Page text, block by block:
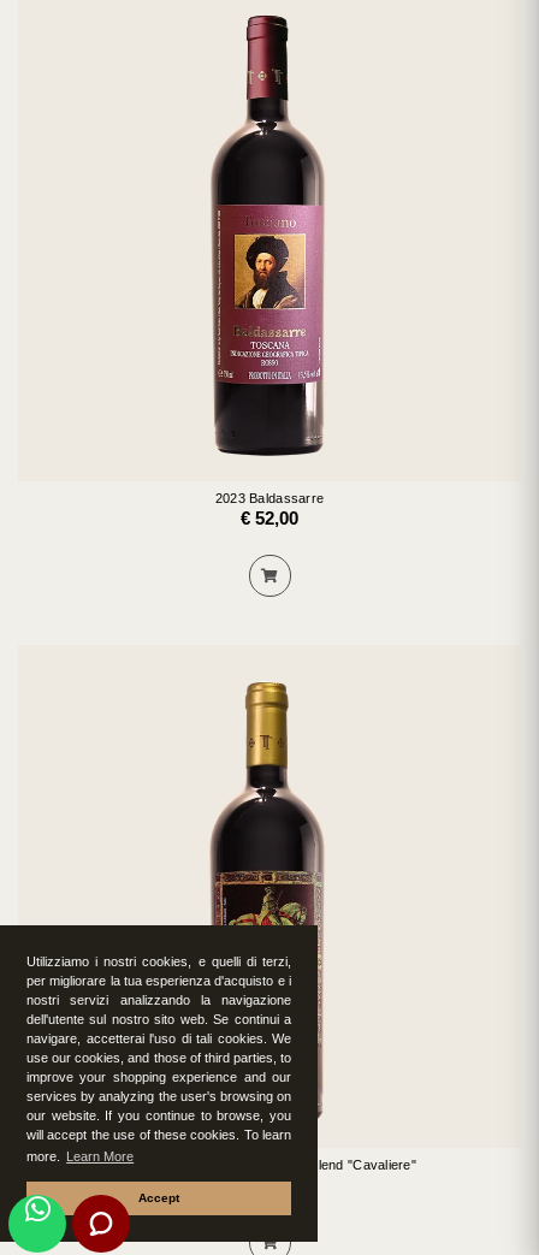
Utilizziamo i nostri cookies, e quelli di terzi,
per migliorare la tua esperienza d'acquisto e i
nostri servizi analizzando la navigazione
dell'utente sul nostro sito web. Se continui a
navigare, accetterai l'uso di tali cookies. We
use our cookies, and those of third parties, to
improve your shopping experience and our
services by analyzing the user's browsing on
our website. If you continue to browse, you
will accept the use of these cookies. To learn
more.
Learn More
Accept
2023 Baldassarre
€ 52,00
2016 Tenuta Torciano Tuscan Blend "Cavaliere"
€ 102,00